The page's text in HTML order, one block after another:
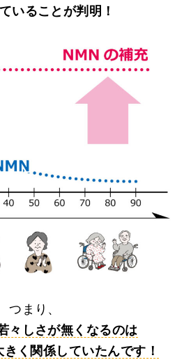
いることが判明！
つまり、
々しさが無くなるのは
く関係していたんです！